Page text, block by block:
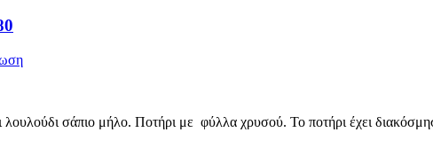
σάπιο μήλο. Ποτήρι με φύλλα χρυσού. Το ποτήρι έχει